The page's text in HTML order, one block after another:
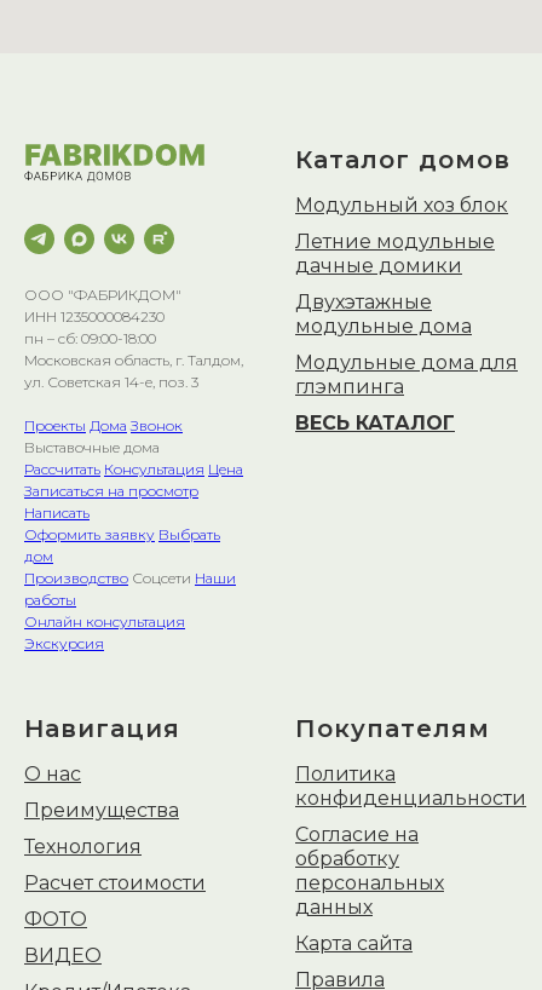
ООО "ФАБРИКДОМ"
ИНН 1235000084230
пн – сб: 09:00-18:00
Московская область, г. Талдом,
ул. Советская 14-е, поз. 3
Проекты Дома Звонок
Выставочные дома
Рассчитать Консультация Цена
Записаться на просмотр
Написать
Оформить заявку Выбрать
дом
Производство Соцсети Наши
работы
Онлайн консультация
Экскурсия
Каталог домов
Модульный хоз блок
Летние модульные
дачные домики
Двухэтажные
модульные дома
Модульные дома для
глэмпинга
ВЕСЬ КАТАЛОГ
Навигация
О нас
Преимущества
Технология
Расчет стоимости
ФОТО
ВИДЕО
Покупателям
Политика
конфиденциальности
Согласие на
обработку
персональных
данных
Карта сайта
Правила